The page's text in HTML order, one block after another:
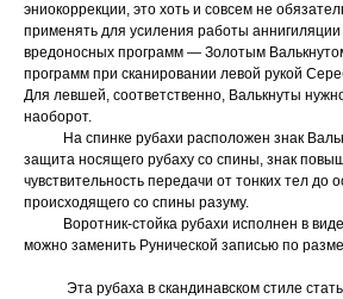
эниокоррекции, это хоть и совсем не
применять для усиления работы аннигиляции
вредоносных программ — Золотым
программ при сканировании левой рукой
Для левшей, соответственно, Валькнуты
наоборот.
На спинке рубахи расположен знак
защита носящего рубаху со спины, знак
чувствительность передачи от тонких тел до
происходящего со спины разуму.
Воротник-стойка рубахи исполнен в
можно заменить Рунической записью по
Эта рубаха в скандинавском стиле